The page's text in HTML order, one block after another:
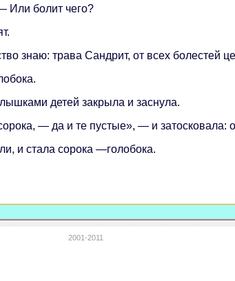
Или болит чего?
знаю: трава Сандрит, от всех болестей
детей закрыла и заснула.
— да и те пустые», — и затосковала:
и стала сорока —голобока.
2001-2011